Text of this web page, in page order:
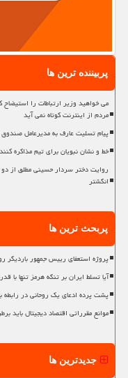
پربیننده ترین ها
می خواهید وزیر ارتباطات را استیضاح
مردم از اینترنت کوتاه نمی آید
پیام تسلیت عارف به مدیرعامل
خط و نشان نبویان برای تیم مذاکره
روایت دختر سردار حسینی مطلق از
انگشتر
پربحث ترین ها
پروژه استعفای رییس جمهور باردیگر
آیا تسلط ایران بر تنگه هرمز تنها با
پشت پرده ادعای یک روحانی در رابطه با ۲۸ بار استعفای مسعود
موانع مقرراتی اقتصاد دیجیتال باید
جدیدترین ها